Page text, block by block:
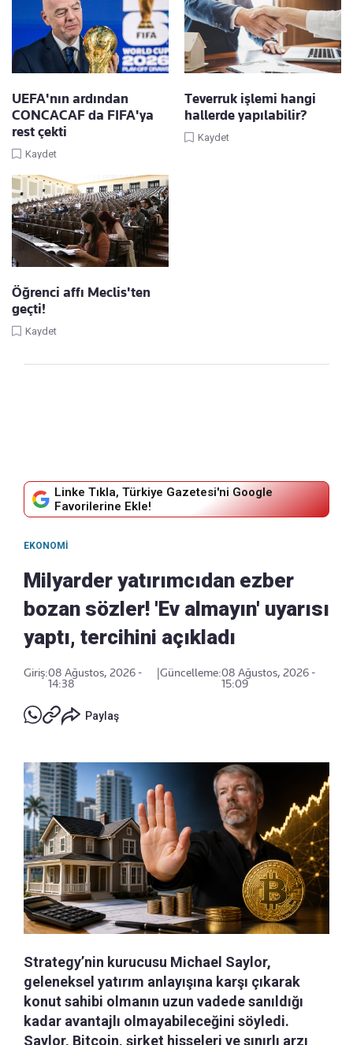
UEFA'nın ardından
CONCACAF da FIFA'ya
rest çekti
Kaydet
Teverruk işlemi hangi
hallerde yapılabilir?
Kaydet
Öğrenci affı Meclis'ten
geçti!
Kaydet
Linke Tıkla, Türkiye Gazetesi'ni Google
Favorilerine Ekle!
EKONOMI
Milyarder yatırımcıdan ezber
bozan sözler! 'Ev almayın' uyarısı
yaptı, tercihini açıkladı
Giriş:08 Ağustos, 2026 -
14:38
|Güncelleme:08 Ağustos, 2026 -
15:09
Paylaş
Strategy’nin kurucusu Michael Saylor,
geleneksel yatırım anlayışına karşı çıkarak
konut sahibi olmanın uzun vadede sanıldığı
kadar avantajlı olmayabileceğini söyledi.
Saylor, Bitcoin, şirket hisseleri ve sınırlı arzı